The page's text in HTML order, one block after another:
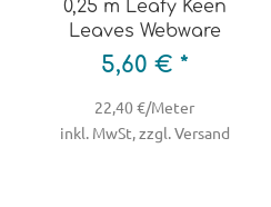
0,25 m Leafy Keen
Leaves Webware
5,60 € *
22,40 €/Meter
inkl. MwSt, zzgl. Versand